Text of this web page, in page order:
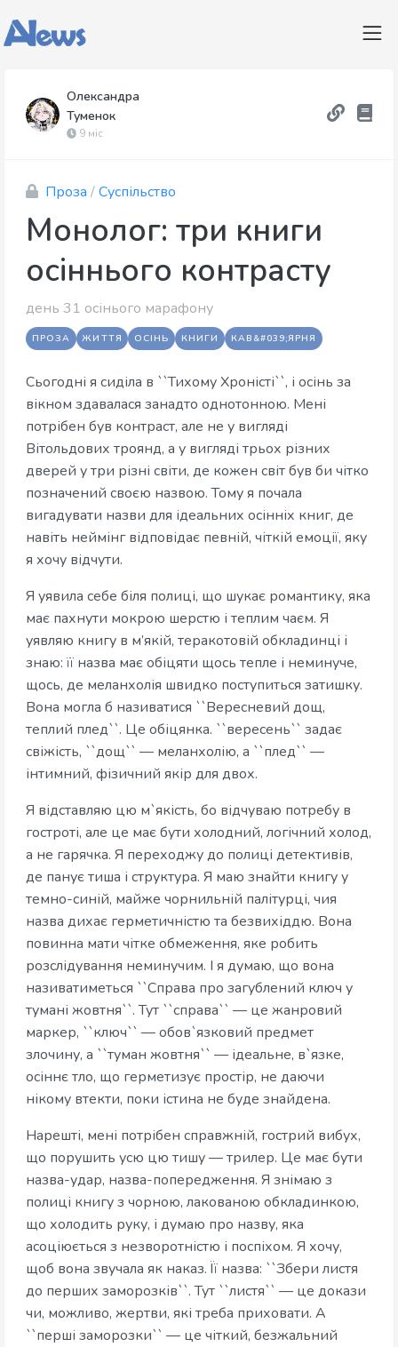
Олександра
Туменок
9 міс
Проза /Суспільство
Монолог: три книги
осіннього контрасту
день 31 осінього марафону
ПРОЗА ЖИТТЯ ОСІНЬ КНИГИ КАВ&#039;ЯРНЯ
Сьогодні я сиділа в ``Тихому Хроністі``, і осінь за
вікном здавалася занадто однотонною. Мені
потрібен був контраст, але не у вигляді
Вітольдових троянд, а у вигляді трьох різних
дверей у три різні світи, де кожен світ був би чітко
позначений своєю назвою. Тому я почала
вигадувати назви для ідеальних осінніх книг, де
навіть неймінг відповідає певній, чіткій емоції, яку
я хочу відчути.
Я уявила себе біля полиці, що шукає романтику, яка
має пахнути мокрою шерстю і теплим чаєм. Я
уявляю книгу в м’якій, теракотовій обкладинці і
знаю: її назва має обіцяти щось тепле і неминуче,
щось, де меланхолія швидко поступиться затишку.
Вона могла б називатися ``Вересневий дощ,
теплий плед``. Це обіцянка. ``вересень`` задає
свіжість, ``дощ`` — меланхолію, а ``плед`` —
інтимний, фізичний якір для двох.
Я відставляю цю м`якість, бо відчуваю потребу в
гостроті, але це має бути холодний, логічний холод,
а не гарячка. Я переходжу до полиці детективів,
де панує тиша і структура. Я маю знайти книгу у
темно-синій, майже чорнильній палітурці, чия
назва дихає герметичністю та безвихіддю. Вона
повинна мати чітке обмеження, яке робить
розслідування неминучим. І я думаю, що вона
називатиметься ``Справа про загублений ключ у
тумані жовтня``. Тут ``справа`` — це жанровий
маркер, ``ключ`` — обов`язковий предмет
злочину, а ``туман жовтня`` — ідеальне, в`язке,
осіннє тло, що герметизує простір, не даючи
нікому втекти, поки істина не буде знайдена.
Нарешті, мені потрібен справжній, гострий вибух,
що порушить усю цю тишу — трилер. Це має бути
назва-удар, назва-попередження. Я знімаю з
полиці книгу з чорною, лакованою обкладинкою,
що холодить руку, і думаю про назву, яка
асоціюється з незворотністю і поспіхом. Я хочу,
щоб вона звучала як наказ. Її назва: ``Збери листя
до перших заморозків``. Тут ``листя`` — це докази
чи, можливо, жертви, які треба приховати. А
``перші заморозки`` — це чіткий, безжальний